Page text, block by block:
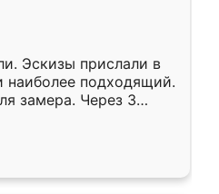
Эскизы прислали в
наиболее подходящий.
замера. Через 3
готова. Остались
Ренессанс
работу!